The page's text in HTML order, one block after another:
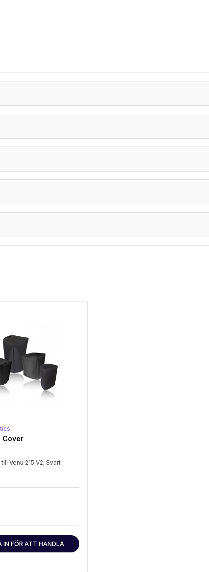
Cover
Venu 215 V2, Svart
IN FÖR ATT HANDLA